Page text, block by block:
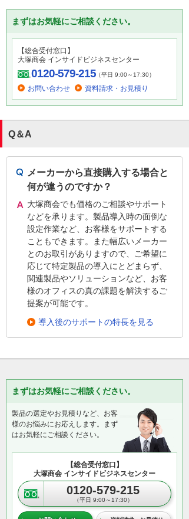
まずはお気軽にご相談ください。
【総合受付窓口】
大塚商会 インサイドビジネスセンター
0120-579-215（平日 9:00～17:30）
お問い合わせ 資料請求・お見積り
Q＆A
メーカーから直接購入する場合と
何が違うのですか？
大塚商会でも価格のご相談やサポート
などを承ります。製品導入時の面倒な
設定作業など、お客様をサポートする
こともできます。また幅広いメーカー
とのお取引がありますので、ご希望に
応じて特定製品の導入にとどまらず、
関連製品やソリューションなど、お客
様のオフィスの真の課題を解決するご
提案が可能です。
導入後のサポートの特長を見る
まずはお気軽にご相談ください。
製品の選定やお見積りなど、お客
様のお悩みにお応えします。まず
はお気軽にご相談ください。
【総合受付窓口】
大塚商会 インサイドビジネスセンター
0120-579-215
（平日 9:00～17:30）